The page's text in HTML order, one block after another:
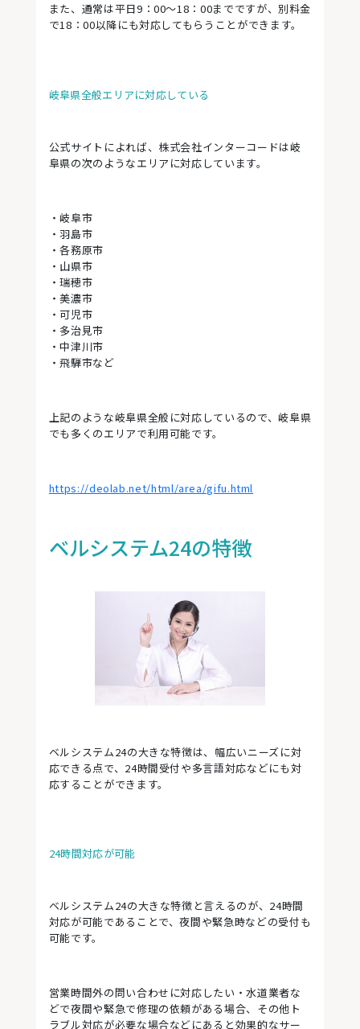
また、通常は平日9：00～18：00までですが、別料金
で18：00以降にも対応してもらうことができます。
岐阜県全般エリアに対応している
公式サイトによれば、株式会社インターコードは岐
阜県の次のようなエリアに対応しています。
・岐阜市
・羽島市
・各務原市
・山県市
・瑞穂市
・美濃市
・可児市
・多治見市
・中津川市
・飛騨市など
上記のような岐阜県全般に対応しているので、岐阜県
でも多くのエリアで利用可能です。
https://deolab.net/html/area/gifu.html
ベルシステム24の特徴
ベルシステム24の大きな特徴は、幅広いニーズに対
応できる点で、24時間受付や多言語対応などにも対
応することができます。
24時間対応が可能
ベルシステム24の大きな特徴と言えるのが、24時間
対応が可能であることで、夜間や緊急時などの受付も
可能です。
営業時間外の問い合わせに対応したい・水道業者な
どで夜間や緊急で修理の依頼がある場合、その他ト
ラブル対応が必要な場合などにあると効果的なサー